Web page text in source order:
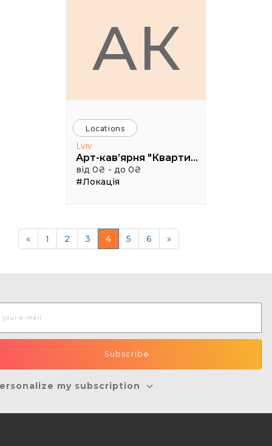
АК
Locations
Lviv
Арт-кав’ярня "Квартира 35"
від 0₴ - до 0₴
#Локація
« 1 2 3 4 5 6 »
my subscription